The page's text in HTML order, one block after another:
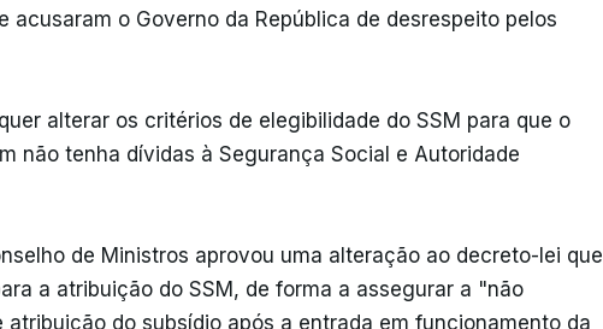
acusaram o Governo da República de desrespeito pelos
alterar os critérios de elegibilidade do SSM para que o
não tenha dívidas à Segurança Social e Autoridade
de Ministros aprovou uma alteração ao decreto-lei que
a atribuição do SSM, de forma a assegurar a "não
do subsídio após a entrada em funcionamento da